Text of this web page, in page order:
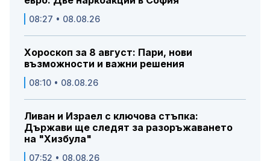
08:27 • 08.08.26
Хороскоп за 8 август: Пари, нови
възможности и важни решения
08:10 • 08.08.26
Ливан и Израел с ключова стъпка:
Държави ще следят за разоръжаването
на "Хизбула"
07:52 • 08.08.26